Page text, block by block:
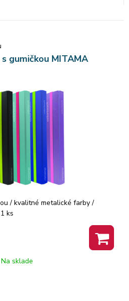
gumičkou MITAMA
/ kvalitné metalické farby /
ks
Na sklade